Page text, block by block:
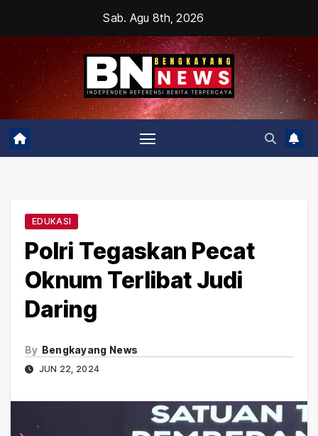
content
Sab. Agu 8th, 2026
EDUKASI
Polri Tegaskan Pecat
Oknum Terlibat Judi
Daring
By Bengkayang News
JUN 22, 2024